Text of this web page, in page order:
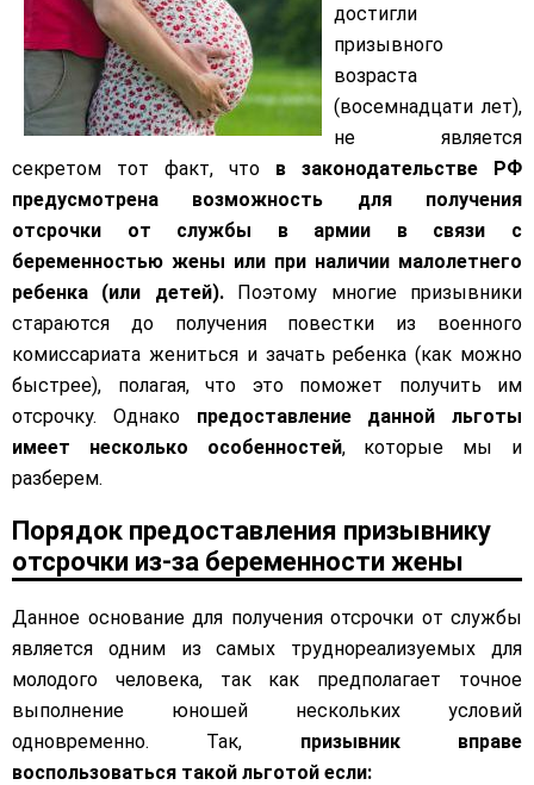
достигли
призывного
возраста
(восемнадцати лет),
не является
секретом тот факт, что в законодательстве РФ
предусмотрена возможность для получения
отсрочки от службы в армии в связи с
беременностью жены или при наличии малолетнего
ребенка (или детей).Поэтому многие призывники
стараются до получения повестки из военного
комиссариата жениться и зачать ребенка (как можно
быстрее), полагая, что это поможет получить им
отсрочку. Однако предоставление данной льготы
имеет несколько особенностей, которые мы и
разберем.
Порядок предоставления призывнику
отсрочки из-за беременности жены
Данное основание для получения отсрочки от службы
является одним из самых труднореализуемых для
молодого человека, так как предполагает точное
выполнение юношей нескольких условий
одновременно. Так, призывник вправе
воспользоваться такой льготой если: